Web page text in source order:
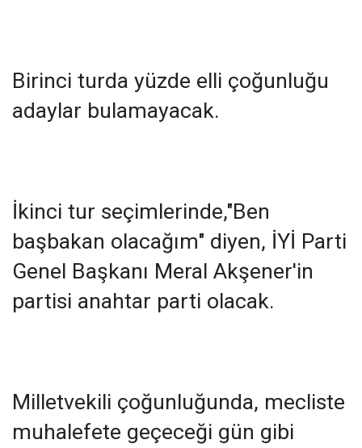
Birinci turda yüzde elli çoğunluğu
adaylar bulamayacak.
İkinci tur seçimlerinde,"Ben
başbakan olacağım" diyen, İYİ Parti
Genel Başkanı Meral Akşener'in
partisi anahtar parti olacak.
Milletvekili çoğunluğunda, mecliste
muhalefete geçeceği gün gibi